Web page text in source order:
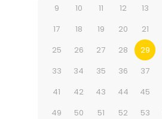
9
10 11 12 13
17
18 19 20 21
25
26 27 28 29
33
34 35 36 37
41
42 43 44 45
49
50 51 52 53